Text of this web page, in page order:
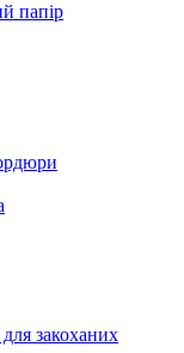
папір
закоханих